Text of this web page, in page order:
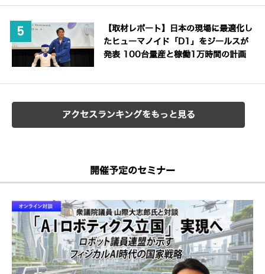
【取材レポート】日本の現場に最適化し
たヒューマノイド「D1」をジールスが
発表 100台量産と稼働1万時間の計画
アクセスランキングをもっと見る
開催予定のセミナー